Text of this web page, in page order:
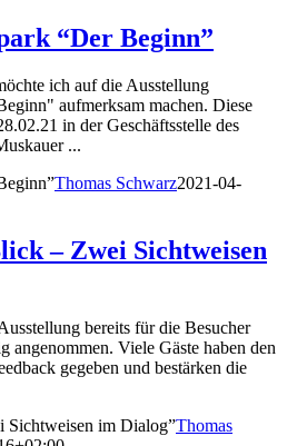
“Der Beginn”
ich auf die Ausstellung
aufmerksam machen. Diese
in der Geschäftsstelle des
...
Thomas Schwarz2021-04-
– Zwei Sichtweisen
bereits für die Besucher
angenommen. Viele Gäste haben den
gegeben und bestärken die
Sichtweisen im Dialog”Thomas